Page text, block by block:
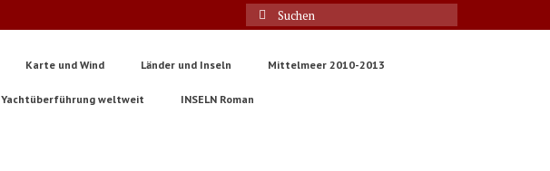
Suche
nach:
Karte und Wind Länder und Inseln Mittelmeer 2010-2013
Yachtüberführung weltweit INSELN Roman